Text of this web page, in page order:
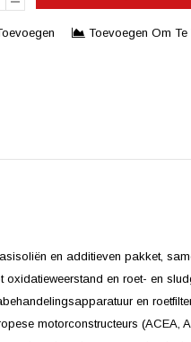
Toevoegen Om Te
en additieven pakket,
en roet- en
en
motorconstructeurs (ACEA,